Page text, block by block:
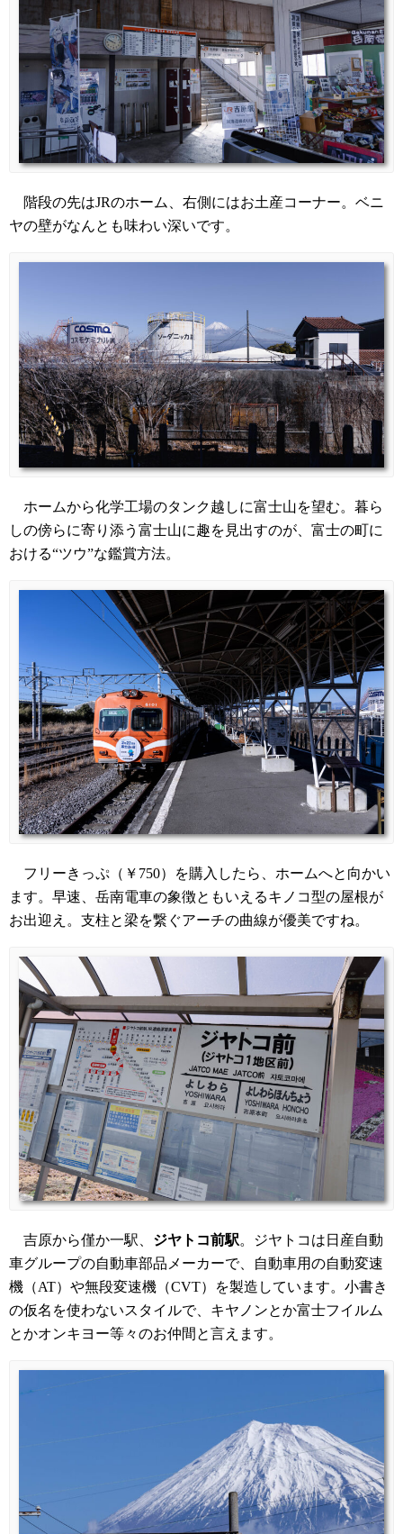
階段の先はJRのホーム、右側にはお土産コーナー。ベニ
ヤの壁がなんとも味わい深いです。
ホームから化学工場のタンク越しに富士山を望む。暮ら
しの傍らに寄り添う富士山に趣を見出すのが、富士の町に
おける“ツウ”な鑑賞方法。
フリーきっぷ（￥750）を購入したら、ホームへと向かい
ます。早速、岳南電車の象徴ともいえるキノコ型の屋根が
お出迎え。支柱と梁を繋ぐアーチの曲線が優美ですね。
吉原から僅か一駅、 ジヤトコ前駅。ジヤトコは日産自動
車グループの自動車部品メーカーで、自動車用の自動変速
機（AT）や無段変速機（CVT）を製造しています。小書き
の仮名を使わないスタイルで、キヤノンとか富士フイルム
とかオンキヨー等々のお仲間と言えます。